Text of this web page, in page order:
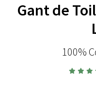
Gant de
100%